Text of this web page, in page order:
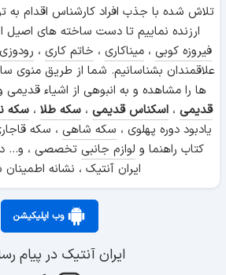
تلاش شده با جذب افراد کارشناس اقدام به
ارزنده نماییم تا دست ساخته های اصیل
فیروزه کوبی ،میناکاری ، خاتم کاری ، رودوزی
علاقمندان بشناسانیم. شما از طریق منوی
ها را مشاهده و به انبوهی از اشیاء قدیمی
قدیمی ، اسکناس قدیمی ، سکه طلا ، سکه
یادبود دوره پهلوی ، سکه شاهی ، سکه
کتاب راهنما و لوازم جانبی تخصصی ، و...
ایران آنتیک ، نشانه
وب اپلیکیشن
ایران آنتیک در پیام